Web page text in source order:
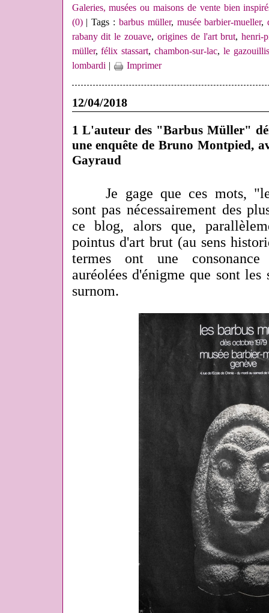
Galeries, musées ou maisons de vente bien
(0)| Tags : barbus müller, musée barbier-mueller,
rabany dit le zouave, origines de l'art brut,henri-
müller,félix stassart,chambon-sur-lac, le
lombardi| Imprimer
12/04/2018
1 L'auteur des "Barbus Müller"
une enquête de Bruno Montpied,
Gayraud
Je gage que ces mots,
sont pas nécessairement des
ce blog, alors que,
pointus d'art brut (au sens
termes ont une
auréolées d'énigme que sont
surnom.